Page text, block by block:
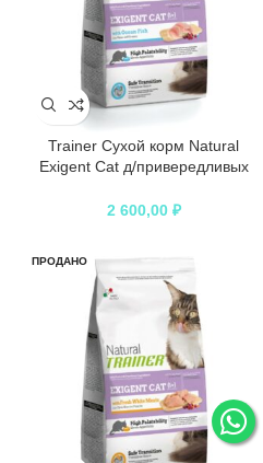
Trainer Сухой корм Natural
Exigent Cat д/привередливых
1,5кг
2 600,00 ₽
ПРОДАНО